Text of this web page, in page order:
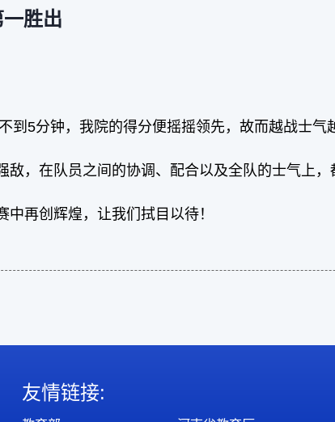
胜出
到5分钟，我院的得分便摇摇领先，故而越战士气
，在队员之间的协调、配合以及全队的士气上
再创辉煌，让我们拭目以待！
友情链接: